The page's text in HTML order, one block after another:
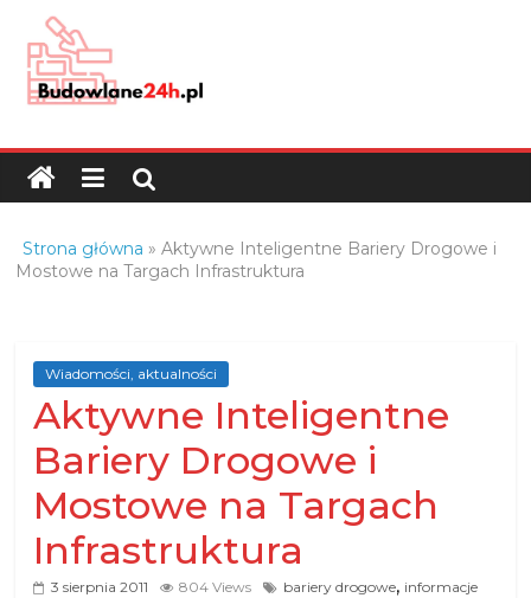
content
Budowlane24h.pl
portal
budowlany
oraz
budowlanej
Strona główna »Aktywne Inteligentne Bariery Drogowe i
Mostowe na Targach Infrastruktura
Wiadomości, aktualności
Aktywne Inteligentne
Bariery Drogowe i
Mostowe na Targach
Infrastruktura
3 sierpnia 2011 804 Views bariery drogowe, informacje